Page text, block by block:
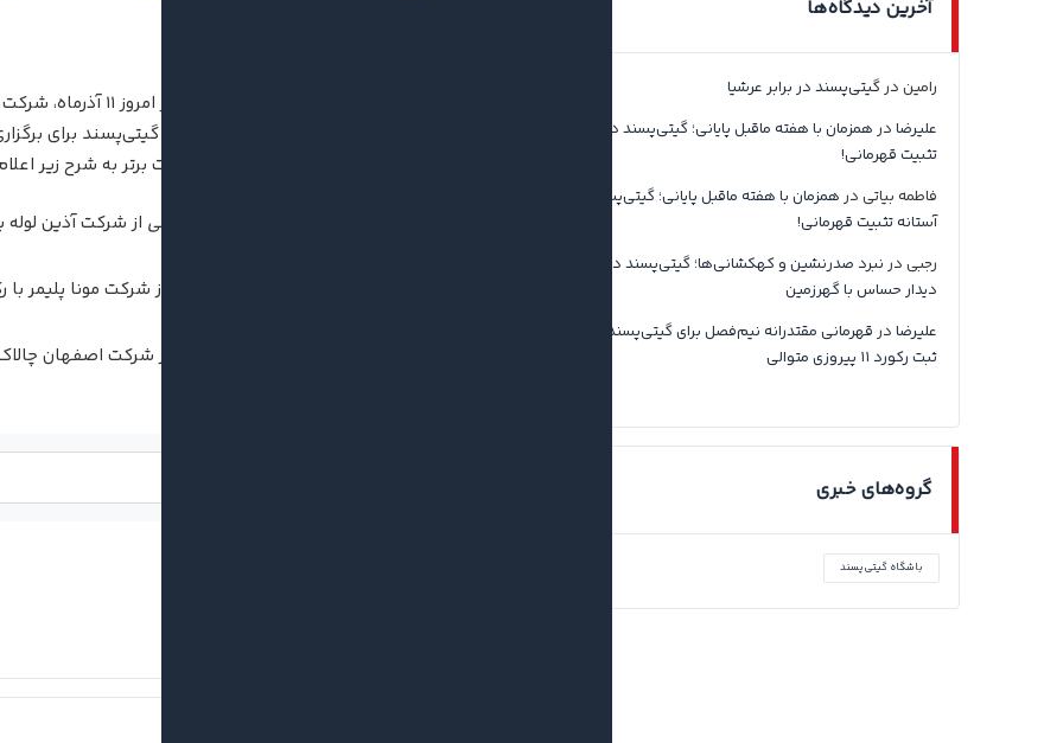
واحدهای تحت پوشش گروه صنایع گیتی‌پسند برای
پس از حدود سه ساعت رقابت، نفرات برتر به شرح زیر
محمدرضا رئیسی از شرکت آذین لوله با رکورد ۲۵۲
از شرکت مونا پلیمر با رکورد ۲۸۳ سانتی‌متر و
از شرکت اصفهان چالاک با رکورد ۲۹۲
آخرین دیدگاه‌ها
رامین درگیتی‌پسند در برابر عرشیا
علیرضا در همزمان با هفته ماقبل پایانی؛ گیتی‌پسند در آستانه
تثبیت قهرمانی!
فاطمه بیاتی در همزمان با هفته ماقبل پایانی؛ گیتی‌پسند در
آستانه تثبیت قهرمانی!
رجبی در نبرد صدرنشین و کهکشانی‌ها؛ گیتی‌پسند در آستانه
دیدار حساس با گهرزمین
علیرضا در قهرمانی مقتدرانه نیم‌فصل برای گیتی‌پسند اصفهان با
ثبت رکورد ۱۱ پیروزی متوالی
گروه‌های خبری
باشگاه گیتی‌پسند